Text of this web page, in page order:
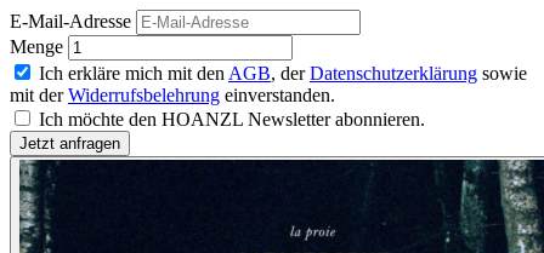
E-Mail-Adresse
Menge
Ich erkläre mich mit den AGB, derDatenschutzerklärung sowie
mit derWiderrufsbelehrung einverstanden.
Ich möchte den HOANZL Newsletter abonnieren.